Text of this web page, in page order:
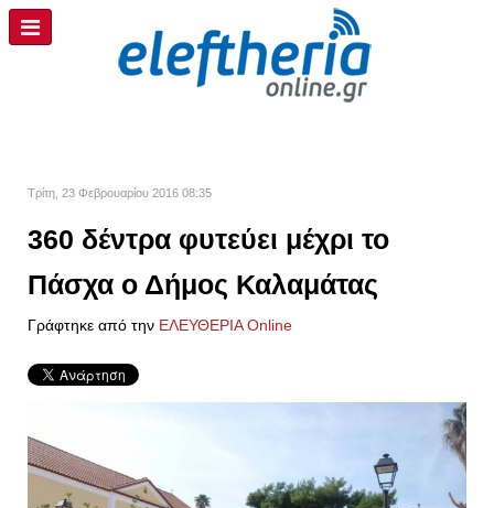
Τρίτη, 23 Φεβρουαρίου 2016 08:35
360 δέντρα φυτεύει μέχρι το
Πάσχα ο Δήμος Καλαμάτας
Γράφτηκε από την ΕΛΕΥΘΕΡΙΑ Online